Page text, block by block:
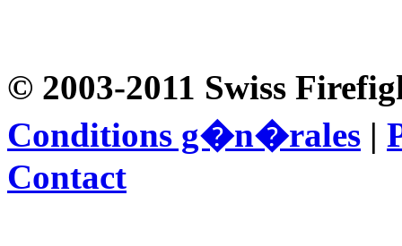
© 2003-2011 Swiss
Conditions g�n�rales |
Contact